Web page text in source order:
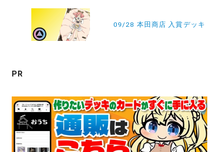
ン
09/28 本田商店 入賞デッキ
PR